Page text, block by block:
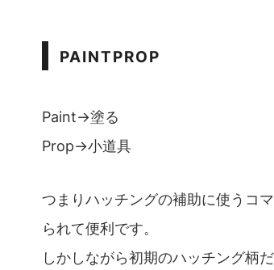
PAINTPROP
Paint→塗る
Prop→小道具
つまりハッチングの補助に使うコ
られて便利です。
しかしながら初期のハッチング柄